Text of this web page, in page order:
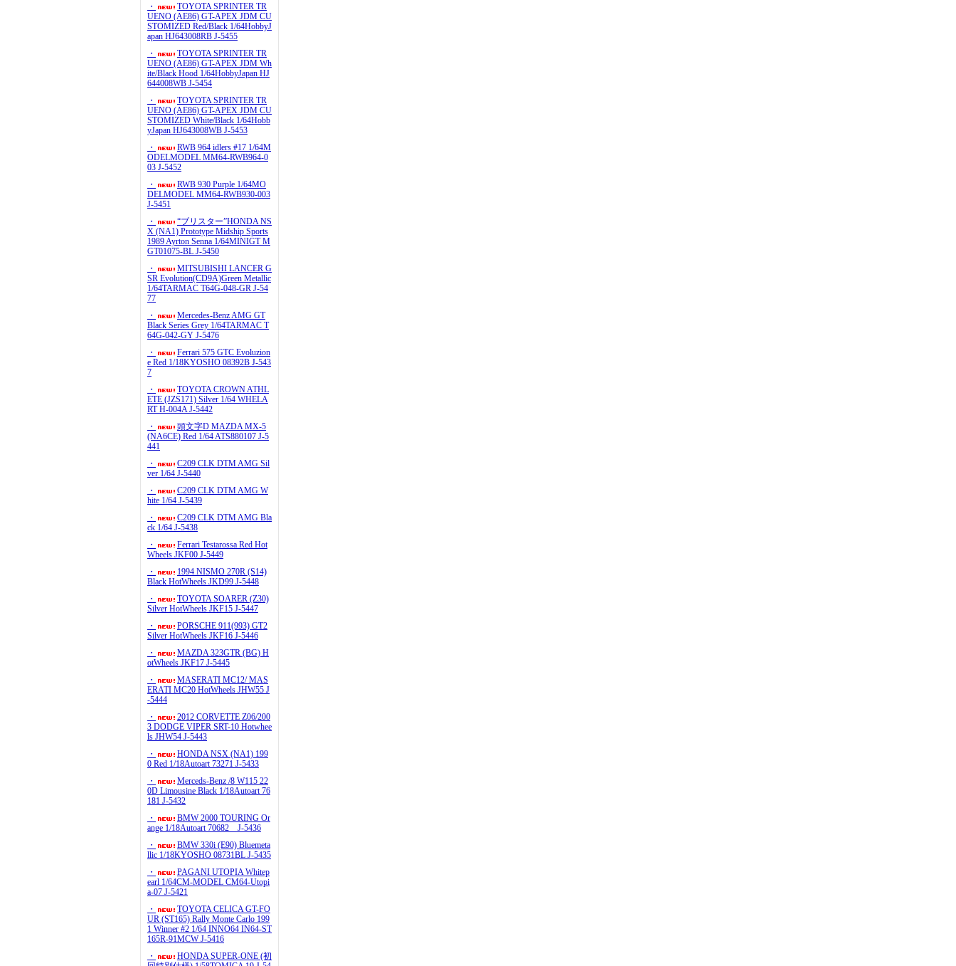
・
TOYOTA SPRINTER TR
UENO (AE86) GT-APEX JDM CU
STOMIZED Red/Black 1/64HobbyJ
apan HJ643008RB J-5455
・
TOYOTA SPRINTER TR
UENO (AE86) GT-APEX JDM Wh
ite/Black Hood 1/64HobbyJapan HJ
644008WB J-5454
・
TOYOTA SPRINTER TR
UENO (AE86) GT-APEX JDM CU
STOMIZED White/Black 1/64Hobb
yJapan HJ643008WB J-5453
・
RWB 964 idlers #17 1/64M
ODELMODEL MM64-RWB964-0
03 J-5452
・
RWB 930 Purple 1/64MO
DELMODEL MM64-RWB930-003
J-5451
・
“ブリスター”HONDA NS
X (NA1) Prototype Midship Sports
1989 Ayrton Senna 1/64MINIGT M
GT01075-BL J-5450
・
MITSUBISHI LANCER G
SR Evolution(CD9A)Green Metallic
1/64TARMAC T64G-048-GR J-54
77
・
Mercedes-Benz AMG GT
Black Series Grey 1/64TARMAC T
64G-042-GY J-5476
・
Ferrari 575 GTC Evoluzion
e Red 1/18KYOSHO 08392B J-543
7
・
TOYOTA CROWN ATHL
ETE (JZS171) Silver 1/64 WHELA
RT H-004A J-5442
・
頭文字D MAZDA MX-5
(NA6CE) Red 1/64 ATS880107 J-5
441
・
C209 CLK DTM AMG Sil
ver 1/64 J-5440
・
C209 CLK DTM AMG W
hite 1/64 J-5439
・
C209 CLK DTM AMG Bla
ck 1/64 J-5438
・
Ferrari Testarossa Red Hot
Wheels JKF00 J-5449
・
1994 NISMO 270R (S14)
Black HotWheels JKD99 J-5448
・
TOYOTA SOARER (Z30)
Silver HotWheels JKF15 J-5447
・
PORSCHE 911(993) GT2
Silver HotWheels JKF16 J-5446
・
MAZDA 323GTR (BG) H
otWheels JKF17 J-5445
・
MASERATI MC12/ MAS
ERATI MC20 HotWheels JHW55 J
-5444
・
2012 CORVETTE Z06/200
3 DODGE VIPER SRT-10 Hotwhee
ls JHW54 J-5443
・
HONDA NSX (NA1) 199
0 Red 1/18Autoart 73271 J-5433
・
Merceds-Benz /8 W115 22
0D Limousine Black 1/18Autoart 76
181 J-5432
・
BMW 2000 TOURING Or
ange 1/18Autoart 70682 J-5436
・
BMW 330i (E90) Bluemeta
llic 1/18KYOSHO 08731BL J-5435
・
PAGANI UTOPIA Whitep
earl 1/64CM-MODEL CM64-Utopi
a-07 J-5421
・
TOYOTA CELICA GT-FO
UR (ST165) Rally Monte Carlo 199
1 Winner #2 1/64 INNO64 IN64-ST
165R-91MCW J-5416
・
HONDA SUPER-ONE (初